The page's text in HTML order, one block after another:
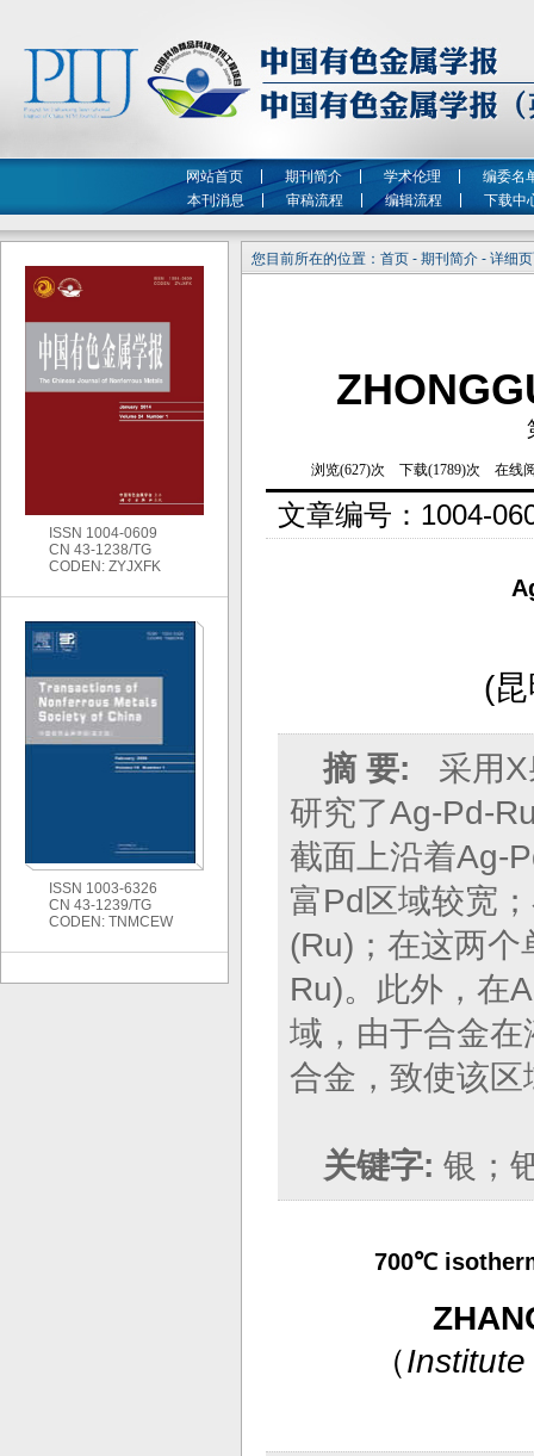
网站首页 期刊简介 学术伦理
编委名
本刊消息
审稿流程 编辑流程 下载中
您目前所在的位置：首页 - 期刊简介 - 详细
文章编号： 1004-
(
摘 要:
采用
研究了Ag-Pd-
截面上沿着Ag-
富Pd区域较宽
(Ru)；在这两
Ru)。此外，在
域，由于合金
合金，致使该
关键字: 银；
700℃
（
ISSN 1004-0609
CN 43-1238/TG
CODEN: ZYJXFK
ISSN 1003-6326
CN 43-1239/TG
CODEN: TNMCEW